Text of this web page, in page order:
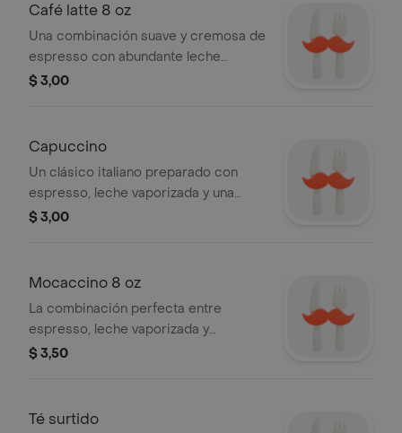
Café latte 8 oz
Una combinación suave y cremosa de
espresso con abundante leche
vaporizada y una ligera capa de
$ 3,00
Capuccino
Un clásico italiano preparado con
espresso, leche vaporizada y una
suave capa de espuma que lo hace
$ 3,00
Mocaccino 8 oz
La combinación perfecta entre
espresso, leche vaporizada y
chocolate, creando una bebida
$ 3,50
Té surtido